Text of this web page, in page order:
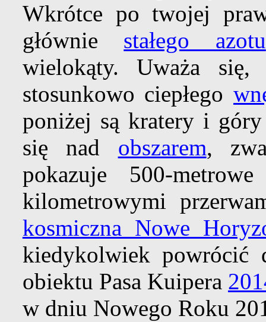
Wkrótce po twojej
głównie stałego azotu
wielokąty. Uważa
stosunkowo ciepłego
poniżej są kratery i
się nad obszarem,
pokazuje 500-
kilometrowymi
kosmiczna Nowe
kiedykolwiek
obiektu Pasa Kuipera
w dniu Nowego Roku